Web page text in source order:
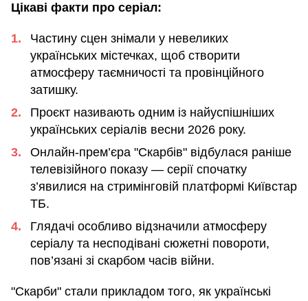
Цікаві факти про серіал:
Частину сцен знімали у невеликих
українських містечках, щоб створити
атмосферу таємничості та провінційного
затишку.
Проєкт називають одним із найуспішніших
українських серіалів весни 2026 року.
Онлайн-прем’єра "Скарбів" відбулася раніше
телевізійного показу — серії спочатку
з’явилися на стримінговій платформі Київстар
ТБ.
Глядачі особливо відзначили атмосферу
серіалу та несподівані сюжетні повороти,
пов’язані зі скарбом часів війни.
"Скарби" стали прикладом того, як українські